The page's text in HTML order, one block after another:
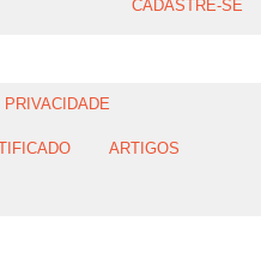
CADASTRE-SE
PRIVACIDADE
ARTIGOS